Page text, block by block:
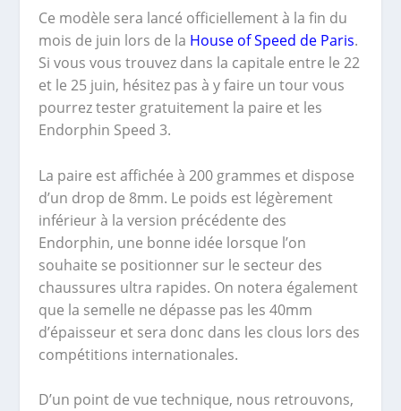
Ce modèle sera lancé officiellement à la fin du
mois de juin lors de la House of Speed de Paris.
Si vous vous trouvez dans la capitale entre le 22
et le 25 juin, hésitez pas à y faire un tour vous
pourrez tester gratuitement la paire et les
Endorphin Speed 3.
La paire est affichée à 200 grammes et dispose
d’un drop de 8mm. Le poids est légèrement
inférieur à la version précédente des
Endorphin, une bonne idée lorsque l’on
souhaite se positionner sur le secteur des
chaussures ultra rapides. On notera également
que la semelle ne dépasse pas les 40mm
d’épaisseur et sera donc dans les clous lors des
compétitions internationales.
D’un point de vue technique, nous retrouvons,